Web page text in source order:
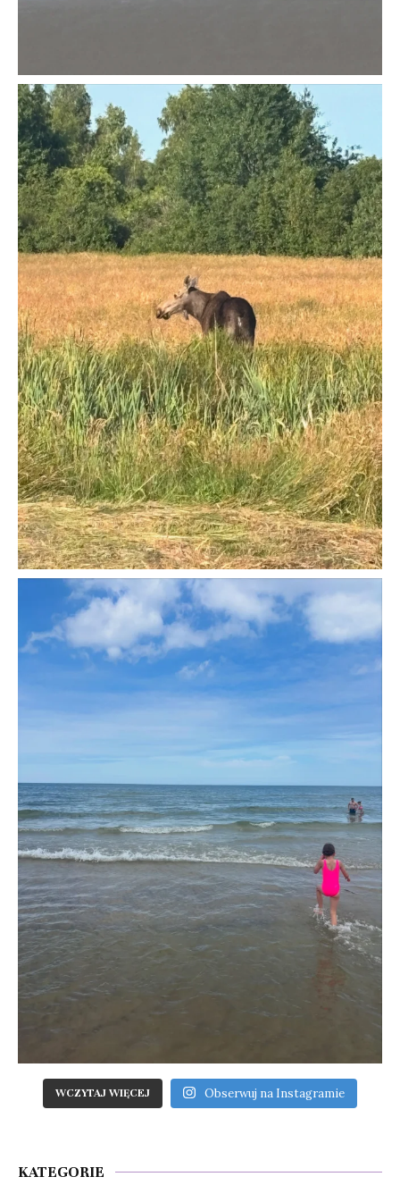
WCZYTAJ WIĘCEJ Obserwuj na Instagramie
KATEGORIE